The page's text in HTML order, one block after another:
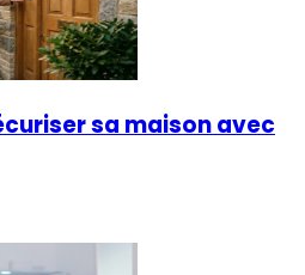
sa maison avec